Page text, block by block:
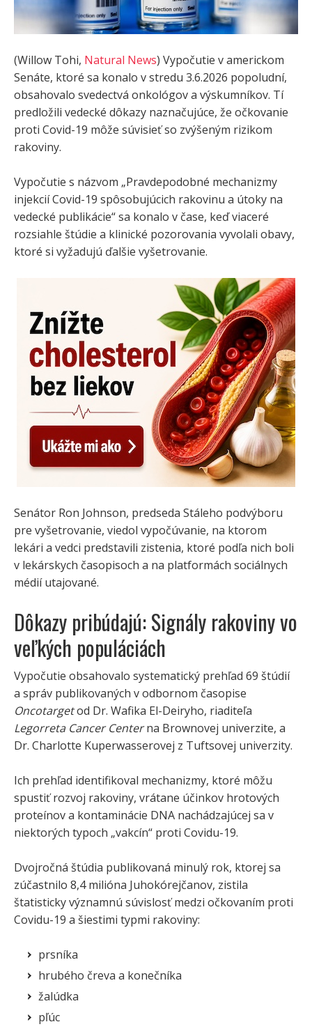
(Willow Tohi, Natural News) Vypočutie v americkom
Senáte, ktoré sa konalo v stredu 3.6.2026 popoludní,
obsahovalo svedectvá onkológov a výskumníkov. Tí
predložili vedecké dôkazy naznačujúce, že očkovanie
proti Covid-19 môže súvisieť so zvýšeným rizikom
rakoviny.
Vypočutie s názvom „Pravdepodobné mechanizmy
injekcií Covid-19 spôsobujúcich rakovinu a útoky na
vedecké publikácie“ sa konalo v čase, keď viaceré
rozsiahle štúdie a klinické pozorovania vyvolali obavy,
ktoré si vyžadujú ďalšie vyšetrovanie.
Senátor Ron Johnson, predseda Stáleho podvýboru
pre vyšetrovanie, viedol vypočúvanie, na ktorom
lekári a vedci predstavili zistenia, ktoré podľa nich boli
v lekárskych časopisoch a na platformách sociálnych
médií utajované.
Dôkazy pribúdajú: Signály rakoviny vo
veľkých populáciách
Vypočutie obsahovalo systematický prehľad 69 štúdií
a správ publikovaných v odbornom časopise
Oncotargetod Dr. Wafika El-Deiryho, riaditeľa
Legorreta Cancer Centerna Brownovej univerzite, a
Dr. Charlotte Kuperwasserovej z Tuftsovej univerzity.
Ich prehľad identifikoval mechanizmy, ktoré môžu
spustiť rozvoj rakoviny, vrátane účinkov hrotových
proteínov a kontaminácie DNA nachádzajúcej sa v
niektorých typoch „vakcín“ proti Covidu-19.
Dvojročná štúdia publikovaná minulý rok, ktorej sa
zúčastnilo 8,4 milióna Juhokórejčanov, zistila
štatisticky významnú súvislosť medzi očkovaním proti
Covidu-19 a šiestimi typmi rakoviny:
prsníka
hrubého čreva a konečníka
žalúdka
pľúc